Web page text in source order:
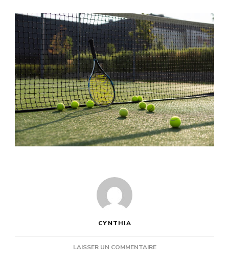
CYNTHIA
LAISSER UN COMMENTAIRESUR